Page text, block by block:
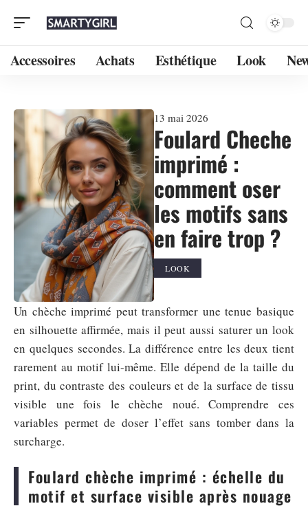
Accessoires Achats Esthétique Look
13 mai 2026
Foulard Cheche
imprimé :
comment oser
les motifs sans
en faire trop ?
LOOK
Un chèche imprimé peut transformer une tenue basique
en silhouette affirmée, mais il peut aussi saturer un look
en quelques secondes. La différence entre les deux tient
rarement au motif lui-même. Elle dépend de la taille du
print, du contraste des couleurs et de la surface de tissu
visible une fois le chèche noué. Comprendre ces
variables permet de doser l’effet sans tomber dans la
surcharge.
Foulard chèche imprimé : échelle du
motif et surface visible après nouage